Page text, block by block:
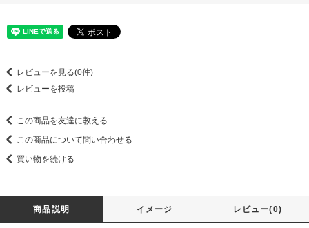
レビューを見る(0件)
レビューを投稿
この商品を友達に教える
この商品について問い合わせる
買い物を続ける
商品説明 イメージ レビュー(0)